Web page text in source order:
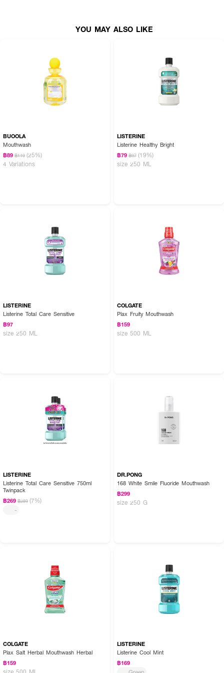
• เย็นยาวนานกว่าแปรงฟันอย่างเดียว 10 เท่า
พลักซ์ใช้ 2 ครั้งต่อวัน หลังการแปรงฟัน เทใส่ฝาปริมาณ 20 มล กลั้วปากนาน
30 วินาที แล้วบ้วนทิ้ง ห้ามกลืน
YOU MAY ALSO LIKE
BUOOLA
Mouthwash
฿89 ฿119 (25%)
4 Variations
LISTERINE
Listerine Healthy Bright
฿79 ฿97 (19%)
size 250 ML
LISTERINE
Listerine Total Care Sensitive
฿97
size 250 ML
COLGATE
Plax Fruity Mouthwash
฿159
size 500 ML
LISTERINE
Listerine Total Care Sensitive 750ml
Twinpack
฿269 ฿289 (7%)
-
DR.PONG
168 White Smile Fluoride Mouthwash
฿299
size 250 G
COLGATE
Plax Salt Herbal Mouthwash Herbal
฿159
size 500 ML
LISTERINE
Listerine Cool Mint
฿169